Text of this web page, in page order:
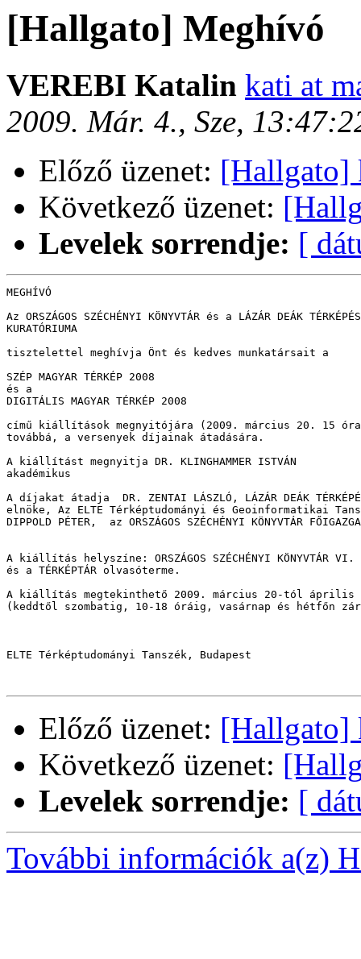
[Hallgato] Meghívó
VEREBI Katalin kati at
2009. Már. 4., Sze,
Előző üzenet: [Hallgato]
Következő üzenet:
Levelek sorrendje: [
MEGHÍVÓ
Az ORSZÁGOS SZÉCHÉNYI KÖNYVTÁR és a LÁZÁR DEÁK
KURATÓRIUMA
tisztelettel meghívja Önt és kedves munkatársait a
SZÉP MAGYAR TÉRKÉP 2008
és a
DIGITÁLIS MAGYAR TÉRKÉP 2008
című kiállítások megnyitójára (2009. március 20. 15
továbbá, a versenyek díjainak átadására.
A kiállítást megnyitja DR. KLINGHAMMER ISTVÁN
akadémikus
A díjakat átadja  DR. ZENTAI LÁSZLÓ, LÁZÁR DEÁK
elnöke, Az ELTE Térképtudományi és Geoinformatikai
DIPPOLD PÉTER,  az ORSZÁGOS SZÉCHÉNYI KÖNYVTÁR
A kiállítás helyszíne: ORSZÁGOS SZÉCHÉNYI KÖNYVTÁR
és a TÉRKÉPTÁR olvasóterme.
A kiállítás megtekinthető 2009. március 20-tól
(keddtől szombatig, 10-18 óráig, vasárnap és hétfőn
ELTE Térképtudományi Tanszék, Budapest
Előző üzenet: [Hallgato]
Következő üzenet:
Levelek sorrendje: [
További információk a(z)